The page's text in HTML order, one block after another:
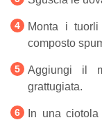
Monta i
composto
Aggiungi il
grattugiata.
In una